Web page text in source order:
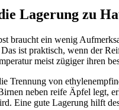
Lagerung zu
braucht ein wenig
Das ist praktisch, wenn der
meist zügiger ihren
Trennung von
neben reife Äpfel legt,
Eine gute Lagerung hilft